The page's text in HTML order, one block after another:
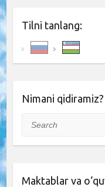
Tilni tanlang:
Nimani qidiramiz?
Search
Maktablar va